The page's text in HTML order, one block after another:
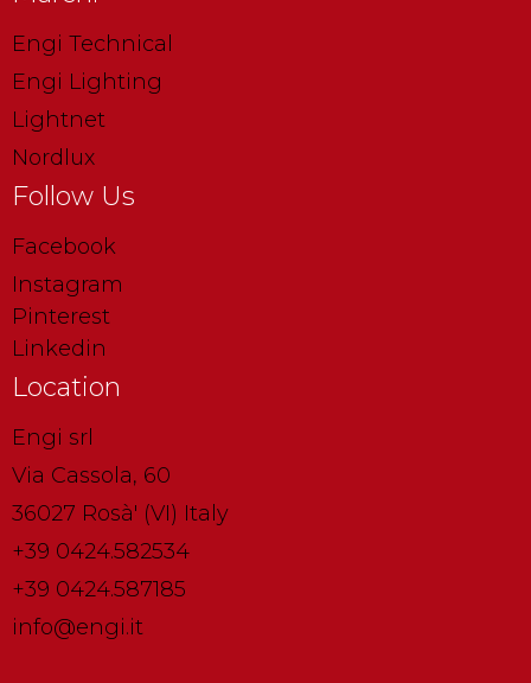
Engi Technical
Engi Lighting
Lightnet
Nordlux
Follow Us
Facebook
Instagram
Pinterest
Linkedin
Location
Engi srl
Via Cassola, 60
36027 Rosà' (VI) Italy
+39 0424.582534
+39 0424.587185
info@engi.it